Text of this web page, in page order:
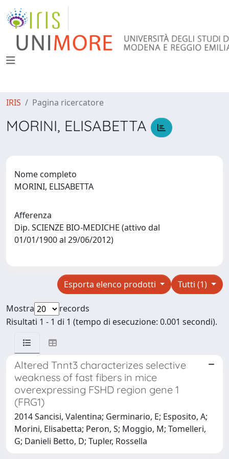
IRIS Pagina ricercatore
MORINI, ELISABETTA
Nome completo
MORINI, ELISABETTA
Afferenza
Dip. SCIENZE BIO-MEDICHE (attivo dal
01/01/1900 al 29/06/2012)
Tutti (1)
Esporta elenco prodotti
Mostra
records
Risultati 1 - 1 di 1 (tempo di esecuzione: 0.001 secondi).
Altered Tnnt3 characterizes selective
weakness of fast fibers in mice
overexpressing FSHD region gene 1
(FRG1)
2014 Sancisi, Valentina; Germinario, E; Esposito, A;
Morini, Elisabetta; Peron, S; Moggio, M; Tomelleri,
G; Danieli Betto, D; Tupler, Rossella